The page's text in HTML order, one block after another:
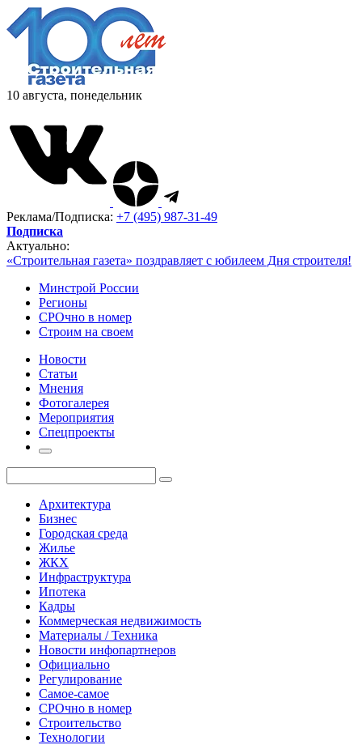
10 августа, понедельник
Реклама/Подписка: +7 (495) 987-31-49
Подписка
Актуально:
«Строительная газета» поздравляет с юбилеем Дня строителя!
Минстрой России
Регионы
СРОчно в номер
Строим на своем
Новости
Статьи
Мнения
Фотогалерея
Мероприятия
Спецпроекты
Архитектура
Бизнес
Городская среда
Жилье
ЖКХ
Инфраструктура
Ипотека
Кадры
Коммерческая недвижимость
Материалы / Техника
Новости инфопартнеров
Официально
Регулирование
Самое-самое
СРОчно в номер
Строительство
Технологии